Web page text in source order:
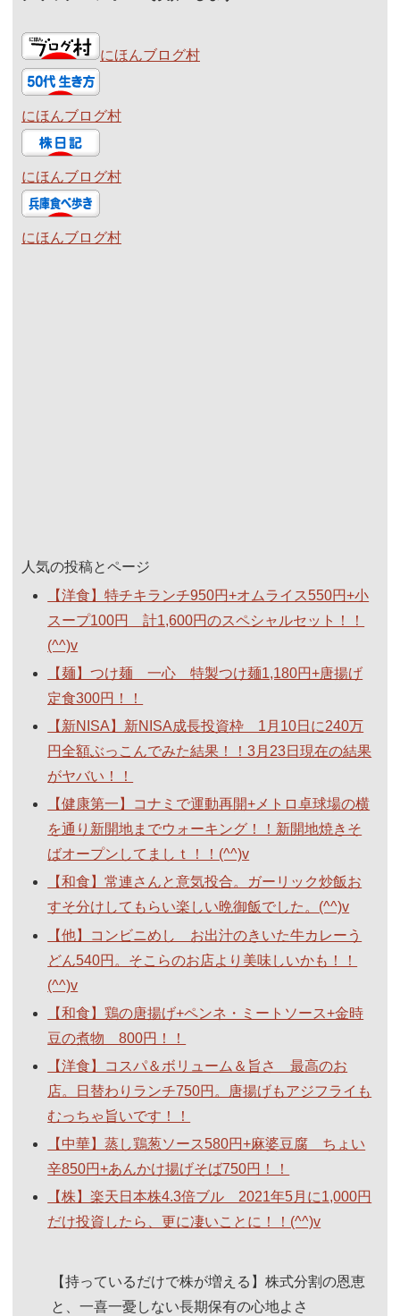
にほんブログ村
にほんブログ村
にほんブログ村
にほんブログ村
人気の投稿とページ
【洋食】特チキランチ950円+オムライス550円+小
スープ100円 計1,600円のスペシャルセット！！
(^^)v
【麺】つけ麺 一心 特製つけ麺1,180円+唐揚げ
定食300円！！
【新NISA】新NISA成長投資枠 1月10日に240万
円全額ぶっこんでみた結果！！3月23日現在の結果
がヤバい！！
【健康第一】コナミで運動再開+メトロ卓球場の横
を通り新開地までウォーキング！！新開地焼きそ
ばオープンしてましｔ！！(^^)v
【和食】常連さんと意気投合。ガーリック炒飯お
すそ分けしてもらい楽しい晩御飯でした。(^^)v
【他】コンビニめし お出汁のきいた牛カレーう
どん540円。そこらのお店より美味しいかも！！
(^^)v
【和食】鶏の唐揚げ+ペンネ・ミートソース+金時
豆の煮物 800円！！
【洋食】コスパ＆ボリューム＆旨さ 最高のお
店。日替わりランチ750円。唐揚げもアジフライも
むっちゃ旨いです！！
【中華】蒸し鶏葱ソース580円+麻婆豆腐 ちょい
辛850円+あんかけ揚げそば750円！！
【株】楽天日本株4.3倍ブル 2021年5月に1,000円
だけ投資したら、更に凄いことに！！(^^)v
【持っているだけで株が増える】株式分割の恩恵
と、一喜一憂しない長期保有の心地よさ